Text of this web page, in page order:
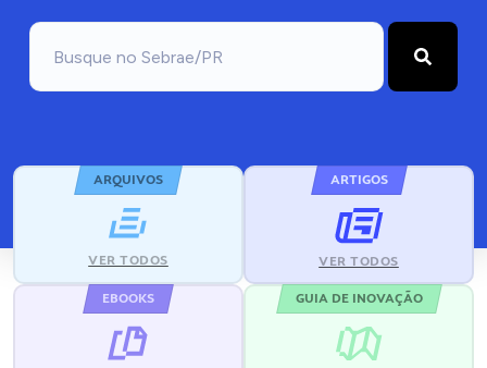
ARQUIVOS
VER TODOS
ARTIGOS
VER TODOS
EBOOKS GUIA DE INOVAÇÃO